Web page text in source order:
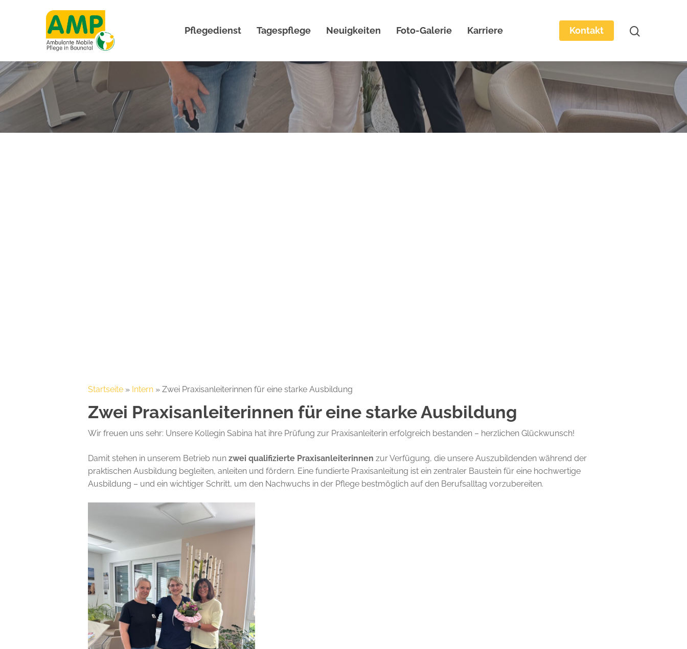
Pflegedienst Tagespflege Neuigkeiten Foto-Galerie Karriere Kontakt
Startseite » Intern » Zwei Praxisanleiterinnen für eine starke Ausbildung
Zwei Praxisanleiterinnen für eine starke Ausbildung
Wir freuen uns sehr: Unsere Kollegin Sabina hat ihre Prüfung zur Praxisanleiterin erfolgreich bestanden – herzlichen Glückwunsch!
Damit stehen in unserem Betrieb nun zwei qualifizierte Praxisanleiterinnen zur Verfügung, die unsere Auszubildenden während der
praktischen Ausbildung begleiten, anleiten und fördern. Eine fundierte Praxisanleitung ist ein zentraler Baustein für eine hochwertige
Ausbildung – und ein wichtiger Schritt, um den Nachwuchs in der Pflege bestmöglich auf den Berufsalltag vorzubereiten.